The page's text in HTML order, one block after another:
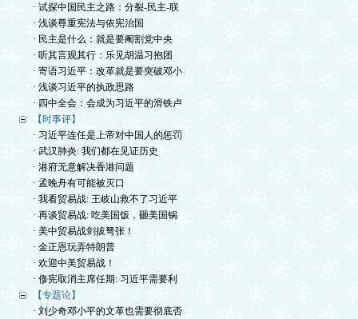
· 试探中国民主之路：分裂-民主-联
· 浅谈尊重宪法与依宪治国
· 民主是什么：就是要阉割党中央
· 听其言观其行：乐见胡温习抱团
· 寄语习近平：改革就是要突破邓小
· 浅谈习近平的执政思路
· 四中全会：会成为习近平的滑铁卢
【时事评】
· 习近平连任是上帝对中国人的惩罚
· 武汉肺炎: 我们都在见证历史
· 港府无意解决香港问题
· 孟晚舟有可能被灭口
· 我看贸易战: 王岐山救不了习近平
· 再谈贸易战: 吃美国饭，砸美国锅
· 美中贸易战剑拔弩张！
· 金正恩玩弄特朗普
· 欢迎中美贸易战！
· 俢宪取消主席任期: 习近平需要利
【专题论】
· 刘少奇邓小平的文革也需要彻底否